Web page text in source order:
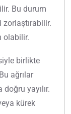
Bu durum
zorlaştırabilir.
olabilir.
birlikte
ağrılar
yayılır.
kürek